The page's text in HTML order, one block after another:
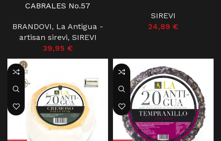
CABRALES No.57
BRANDOVI, La Antigua -
artisan sirevi, SIREVI
39,95 €
SIREVI
24,89 €